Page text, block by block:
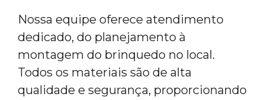
Nossa equipe oferece atendimento
dedicado, do planejamento à
montagem do brinquedo no local.
Todos os materiais são de alta
qualidade e segurança, proporcionando